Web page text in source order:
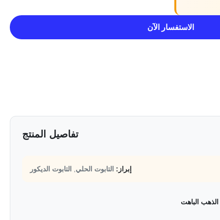
الاستفسار الآن
تفاصيل المنتج
إبراز: التابوت الحلي التابوت الديكور
الذهب الباهت